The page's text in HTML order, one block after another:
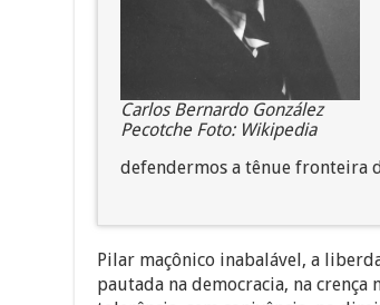
Carlos Bernardo González
Pecotche Foto: Wikipedia
defendermos a tênue
pautada na democracia, na
tolerância, sem conivência, no